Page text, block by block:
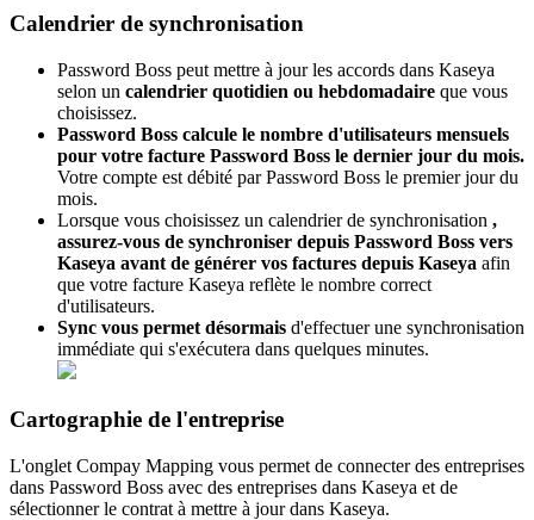
Calendrier de synchronisation
Password Boss peut mettre à jour les accords dans Kaseya
selon un calendrier quotidien ou hebdomadaire que vous
choisissez.
Password Boss calcule le nombre d'utilisateurs mensuels
pour votre facture Password Boss le dernier jour du mois.
Votre compte est débité par Password Boss le premier jour du
mois.
Lorsque vous choisissez un calendrier de synchronisation ,
assurez-vous de synchroniser depuis Password Boss vers
Kaseya avant de générer vos factures depuis Kaseya afin
que votre facture Kaseya reflète le nombre correct
d'utilisateurs.
Sync vous permet désormais d'effectuer une synchronisation
immédiate qui s'exécutera dans quelques minutes.
Cartographie de l'entreprise
L'onglet Compay Mapping vous permet de connecter des entreprises
dans Password Boss avec des entreprises dans Kaseya et de
sélectionner le contrat à mettre à jour dans Kaseya.